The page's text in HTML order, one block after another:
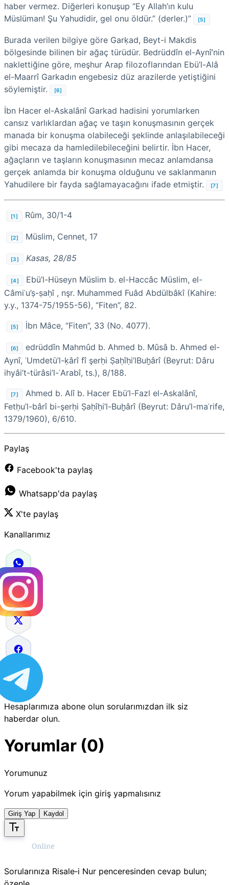
haber vermez. Diğerleri konuşup “Ey Allah’ın kulu
Müslüman! Şu Yahudidir, gel onu öldür.” (derler.)”
[5]
Burada verilen bilgiye göre Garḳad, Beyt-i Makdis
bölgesinde bilinen bir ağaç türüdür. Bedrüddîn el-Aynî’nin
naklettiğine göre, meşhur Arap filozoflarından Ebü’l-Alâ
el-Maarrî Garkadın engebesiz düz arazilerde yetiştiğini
söylemiştir.
[6]
İbn Hacer el-Askalânî Garkad hadisini yorumlarken
cansız varlıklardan ağaç ve taşın konuşmasının gerçek
manada bir konuşma olabileceği şeklinde anlaşılabileceği
gibi mecaza da hamledilebileceğini belirtir. İbn Hacer,
ağaçların ve taşların konuşmasının mecaz anlamdansa
gerçek anlamda bir konuşma olduğunu ve saklanmanın
Yahudilere bir fayda sağlamayacağını ifade etmiştir.
[7]
[1] Rûm, 30/1-4
[2] Müslim, Cennet, 17
[3] Kasas, 28/85
[4]
Ebü’l-Hüseyn Müslim b. el-Haccâc Müslim, el-
Câmiʿu’ṣ-ṣaḥî , nşr. Muhammed Fuâd Abdülbâkî (Kahire:
y.y., 1374-75/1955-56), “Fiten”, 82.
[5] İbn Mâce, “Fiten”, 33 (No. 4077).
[6]
edrüddîn Mahmûd b. Ahmed b. Mûsâ b. Ahmed el-
Aynî, ʿUmdetü’l-ḳârî fî şerḥi Ṣaḥîḥi’lBuḫârî (Beyrut: Dâru
ihyâi’t-türâsi’l-ʿArabî, ts.), 8/188.
[7]
Ahmed b. Alî b. Hacer Ebü’l-Fazl el-Askalânî,
Fetḥu’l-bârî bi-şerḥi Ṣaḥîḥi’l-Buḫârî (Beyrut: Dâru’l-maʿrife,
1379/1960), 6/610.
Paylaş
Facebook'ta paylaş
Whatsapp'da paylaş
X'te paylaş
Kanallarımız
Hesaplarımıza abone olun sorularımızdan ilk siz
haberdar olun.
Yorumlar (0)
Yorumunuz
Yorum yapabilmek için giriş yapmalısınız
Giriş Yap Kaydol
Sorularınıza Risale‑i Nur penceresinden cevap bulun;